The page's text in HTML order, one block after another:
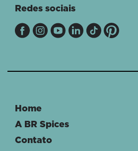
Redes sociais
Home
A BR Spices
Contato